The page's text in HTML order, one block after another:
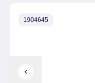
chevron_left
1904645